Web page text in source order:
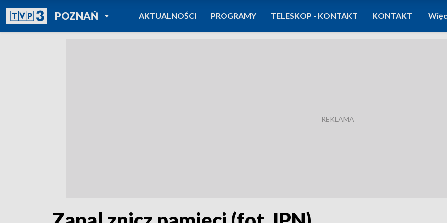
POZNAŃPOWRÓT DO
TVP REGIONY
AKTUALNOŚCI PROGRAMY TELESKOP - KONTAKT KONTAKT